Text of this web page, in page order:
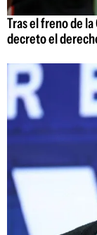
Tras el freno de
decreto el